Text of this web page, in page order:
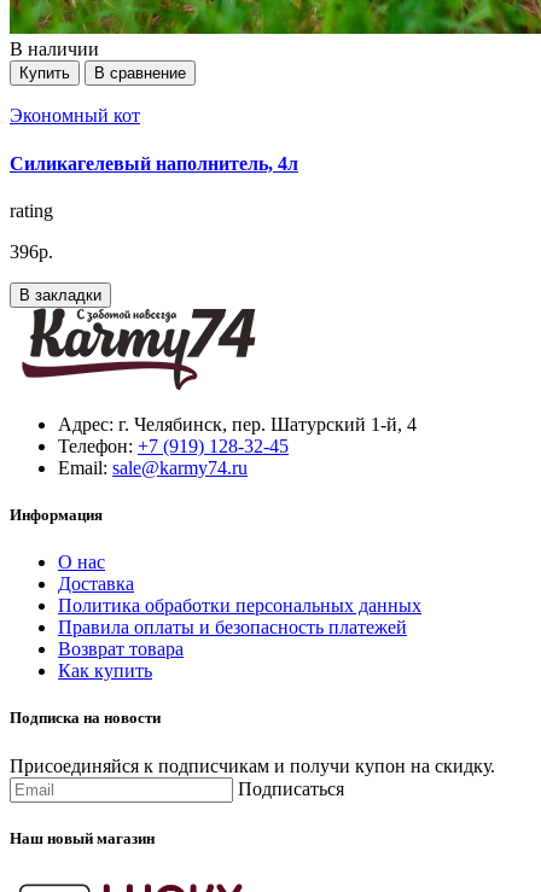
В наличии
Купить В сравнение
Экономный кот
Силикагелевый наполнитель, 4л
rating
396р.
В закладки
Адрес: г. Челябинск, пер. Шатурский 1-й, 4
Телефон: +7 (919) 128-32-45
Email: sale@karmy74.ru
Информация
О нас
Доставка
Политика обработки персональных данных
Правила оплаты и безопасность платежей
Возврат товара
Как купить
Подписка на новости
Присоединяйся к подписчикам и получи купон на скидку.
Подписаться
Наш новый магазин